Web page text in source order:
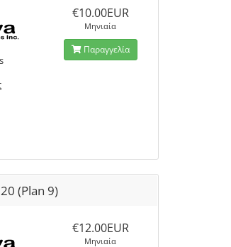
€10.00EUR
Μηνιαία
Παραγγελία
(Plan 9)
€12.00EUR
Μηνιαία